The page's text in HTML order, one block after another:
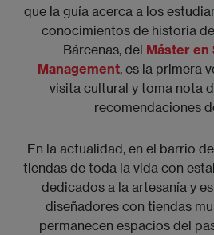
que la guía acerca a los
conocimientos de historia
Bárcenas, del Máster en
Management , es la primera
visita cultural y toma nota
recomendaciones
En la actualidad, en el barrio
tiendas de toda la vida con
dedicados a la artesanía y
diseñadores con tiendas
permanecen espacios del